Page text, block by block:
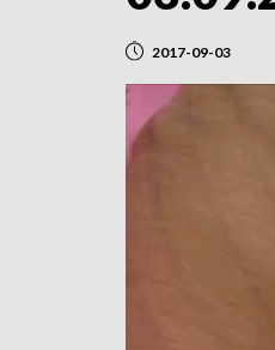
2017-09-03